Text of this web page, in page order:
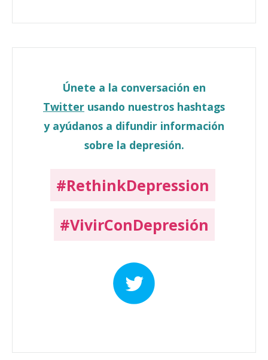
Únete a la conversación en
Twitter usando nuestros hashtags
y ayúdanos a difundir información
sobre la depresión.
#RethinkDepression
#VivirConDepresión